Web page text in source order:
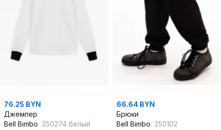
76.25 BYN
Джемпер
Bell Bimbo 250274 белый
66.64 BYN
Брюки
Bell Bimbo 250102